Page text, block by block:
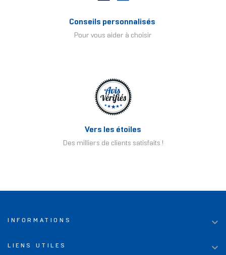
Conseils personnalisés
Pour vous aider à choisir
Vers les étoiles
Des milliers de clients satisfaits !
INFORMATIONS 
LIENS UTILES 